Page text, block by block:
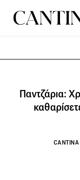
Παντζάρια: